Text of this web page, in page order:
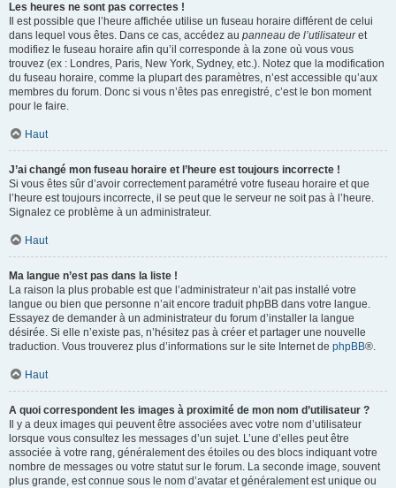
Les heures ne sont pas correctes !
Il est possible que l’heure affichée utilise un fuseau horaire différent de celui
dans lequel vous êtes. Dans ce cas, accédez au panneau de l’utilisateuret
modifiez le fuseau horaire afin qu’il corresponde à la zone où vous vous
trouvez (ex : Londres, Paris, New York, Sydney, etc.). Notez que la modification
du fuseau horaire, comme la plupart des paramètres, n’est accessible qu’aux
membres du forum. Donc si vous n’êtes pas enregistré, c’est le bon moment
pour le faire.
Haut
J’ai changé mon fuseau horaire et l’heure est toujours incorrecte !
Si vous êtes sûr d’avoir correctement paramétré votre fuseau horaire et que
l’heure est toujours incorrecte, il se peut que le serveur ne soit pas à l’heure.
Signalez ce problème à un administrateur.
Haut
Ma langue n’est pas dans la liste !
La raison la plus probable est que l’administrateur n’ait pas installé votre
langue ou bien que personne n’ait encore traduit phpBB dans votre langue.
Essayez de demander à un administrateur du forum d’installer la langue
désirée. Si elle n’existe pas, n’hésitez pas à créer et partager une nouvelle
traduction. Vous trouverez plus d’informations sur le site Internet de phpBB®.
Haut
A quoi correspondent les images à proximité de mon nom d’utilisateur ?
Il y a deux images qui peuvent être associées avec votre nom d’utilisateur
lorsque vous consultez les messages d’un sujet. L’une d’elles peut être
associée à votre rang, généralement des étoiles ou des blocs indiquant votre
nombre de messages ou votre statut sur le forum. La seconde image, souvent
plus grande, est connue sous le nom d’avatar et généralement est unique ou